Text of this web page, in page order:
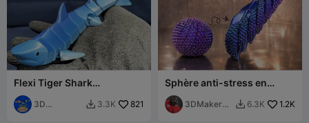
Flexi Tiger Shark
(impression en place)
3D
 3.3K 821
Sphère anti-stress en
spirale torsadée à pics
sensoriels
3DMakerSp
 6.3K 1.2K